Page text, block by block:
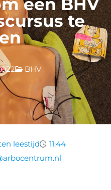
een BHV
te
BHV
leestijd
11:44